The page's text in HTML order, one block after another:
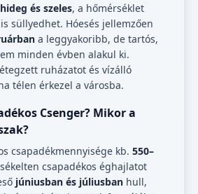
hideg és szeles, a hőmérséklet
süllyedhet. Hóesés jellemzően
a leggyakoribb, de tartós,
minden évben alakul ki.
ruházatot és vízálló
télen érkezel a városba.
Csenger? Mikor a
csapadékmennyisége kb. 550–
csapadékos éghajlatot
júniusban és júliusban hull,